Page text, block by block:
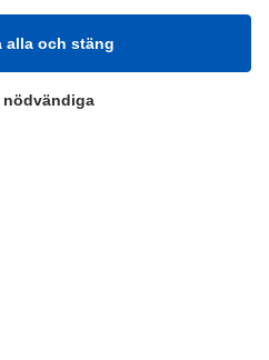
nödvändiga
alla och stäng